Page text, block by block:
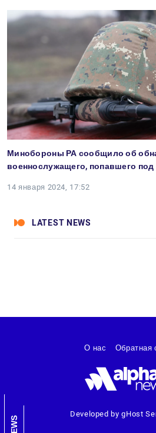
Минобороны РА сообщило об
военнослужащего, попавшего
14 января 2024, 17:52
LATEST NEWS
NEWS
Developed by gHost
О нас Обратная